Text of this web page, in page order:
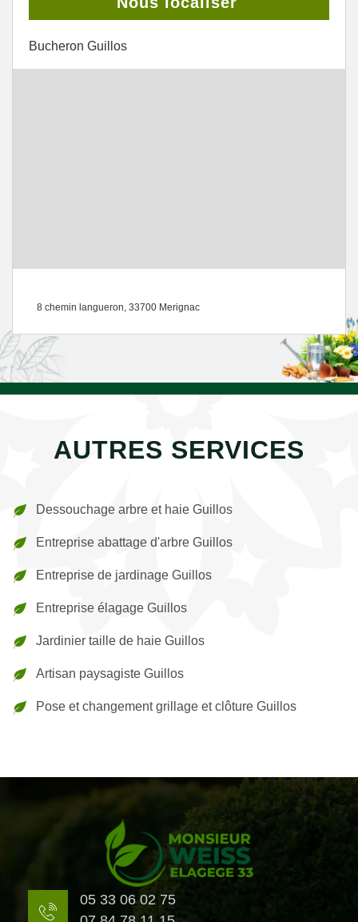
Bucheron Guillos
8 chemin langueron, 33700 Merignac
AUTRES SERVICES
Dessouchage arbre et haie Guillos
Entreprise abattage d'arbre Guillos
Entreprise de jardinage Guillos
Entreprise élagage Guillos
Jardinier taille de haie Guillos
Artisan paysagiste Guillos
Pose et changement grillage et clôture Guillos
05 33 06 02 75